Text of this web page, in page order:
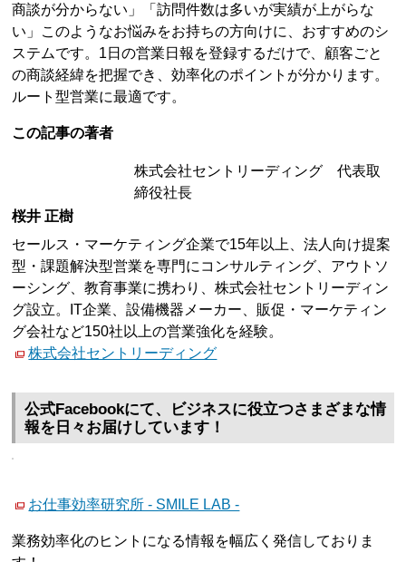
商談が分からない」「訪問件数は多いが実績が上がらな
い」このようなお悩みをお持ちの方向けに、おすすめのシ
ステムです。1日の営業日報を登録するだけで、顧客ごと
の商談経緯を把握でき、効率化のポイントが分かります。
ルート型営業に最適です。
この記事の著者
株式会社セントリーディング 代表取
締役社長
桜井 正樹
セールス・マーケティング企業で15年以上、法人向け提案
型・課題解決型営業を専門にコンサルティング、アウトソ
ーシング、教育事業に携わり、株式会社セントリーディン
グ設立。IT企業、設備機器メーカー、販促・マーケティン
グ会社など150社以上の営業強化を経験。
株式会社セントリーディング
公式Facebookにて、ビジネスに役立つさまざまな情
報を日々お届けしています！
お仕事効率研究所 - SMILE LAB -
業務効率化のヒントになる情報を幅広く発信しておりま